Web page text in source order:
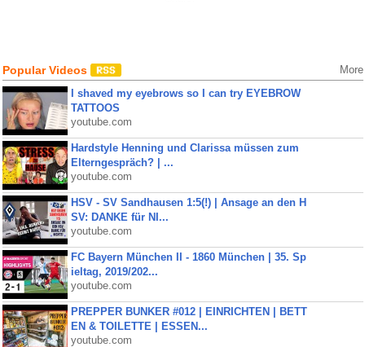
Popular Videos More
I shaved my eyebrows so I can try EYEBROW
TATTOOS
youtube.com
Hardstyle Henning und Clarissa müssen zum
Elterngespräch? | ...
youtube.com
HSV - SV Sandhausen 1:5(!) | Ansage an den H
SV: DANKE für NI...
youtube.com
FC Bayern München II - 1860 München | 35. Sp
ieltag, 2019/202...
youtube.com
PREPPER BUNKER #012 | EINRICHTEN | BETT
EN & TOILETTE | ESSEN...
youtube.com